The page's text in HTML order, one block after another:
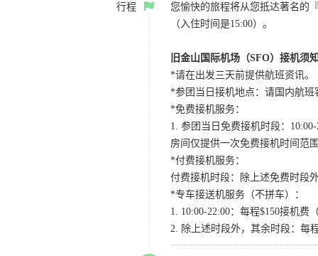
行程
您愉快的旅程将从您抵达著名的
（入住时间是15:00）。
旧金山国际机场（SFO）接机须
*请在出发三天前提供航班资讯。
*参团当日接机地点：请国内航班
*免费接机服务：
1. 参团当日免费接机时段：
房间仅提供一次免费接机时间范
*付费接机服务：
付费接机时段：除上述免费时段
*专车接送机服务（不拼车）：
1. 10:00-22:00：每程$150接机
2. 除上述时段外，其余时段：每